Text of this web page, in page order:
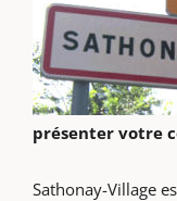
présenter votre
Sathonay-Village